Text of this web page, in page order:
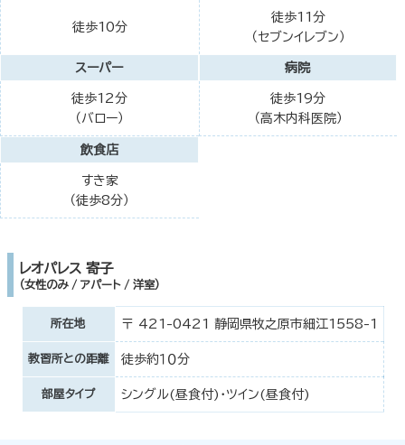
徒歩10分
徒歩11分
（セブンイレブン）
スーパー
徒歩12分
（バロー）
病院
徒歩19分
（高木内科医院）
飲食店
すき家
（徒歩8分）
レオパレス 寄子
（女性のみ / アパート / 洋室）
所在地 〒 421-0421 静岡県牧之原市細江1558-1
教習所との距離 徒歩約１０分
部屋タイプ シングル(昼食付)・ツイン(昼食付)